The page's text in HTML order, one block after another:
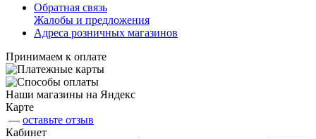
Обратная связь
Жалобы и предложения
Адреса розничных магазинов
Принимаем к оплате
Наши магазины на Яндекс
Карте
— оставьте отзыв
Кабинет